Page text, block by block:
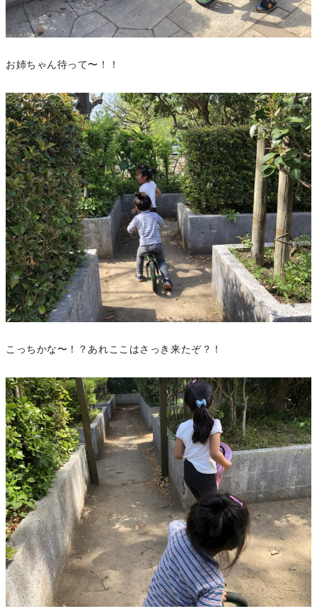
お姉ちゃん待って〜！！
こっちかな〜！？あれここはさっき来たぞ？！